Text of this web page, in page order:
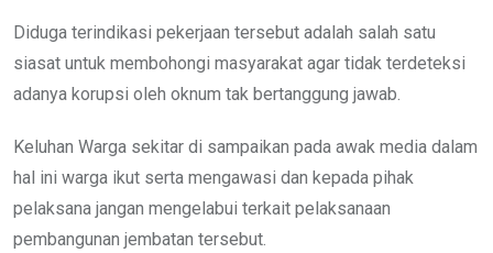
Diduga terindikasi pekerjaan tersebut adalah salah satu
siasat untuk membohongi masyarakat agar tidak terdeteksi
adanya korupsi oleh oknum tak bertanggung jawab.
Keluhan Warga sekitar di sampaikan pada awak media dalam
hal ini warga ikut serta mengawasi dan kepada pihak
pelaksana jangan mengelabui terkait pelaksanaan
pembangunan jembatan tersebut.